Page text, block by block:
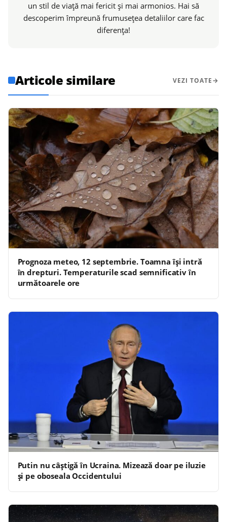
un stil de viață mai fericit și mai armonios. Hai să
descoperim împreună frumusețea detaliilor care fac
diferența!
Articole similare VEZI TOATE
Prognoza meteo, 12 septembrie. Toamna își intră
în drepturi. Temperaturile scad semnificativ în
următoarele ore
Putin nu câștigă în Ucraina. Mizează doar pe iluzie
și pe oboseala Occidentului